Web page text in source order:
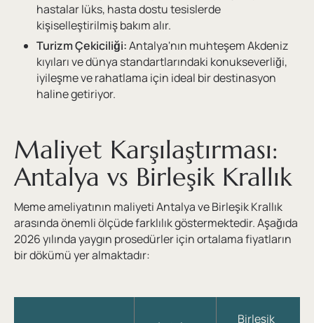
hastalar lüks, hasta dostu tesislerde
kişiselleştirilmiş bakım alır.
Turizm Çekiciliği:Antalya'nın muhteşem Akdeniz
kıyıları ve dünya standartlarındaki konukseverliği,
iyileşme ve rahatlama için ideal bir destinasyon
haline getiriyor.
Maliyet Karşılaştırması:
Antalya vs Birleşik Krallık
Meme ameliyatının maliyeti Antalya ve Birleşik Krallık
arasında önemli ölçüde farklılık göstermektedir. Aşağıda
2026 yılında yaygın prosedürler için ortalama fiyatların
bir dökümü yer almaktadır:
Birleşik